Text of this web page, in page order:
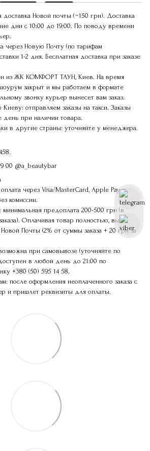
доставка Новой почты (~150 грн). Доставка
дни с 10:00 до 19:00. По поводу времени
через Новую Почту (по тарифам
1-2 дня. Бесплатная доставка при заказе
из ЖК КОМФОРТ ТАУН, Киев. На время
закрыт и мы работаем в формате
звонку курьер вынесет вам заказ.
отправляем заказы на такси. Заказы
день при наличии товара.
в другие страны: уточняйте у менеджера.
00 @a_beautybar
через Visa/MasterCard, Apple Pay в
комиссии.
предоплата 200-500 грн (в
Оплачивая товар полностью, вы
Почты (2% от суммы заказа + 20 грн за
при самовывозе (уточняйте по
в любой день до 21:00 по
+380 (50) 595 14 58.
после оформления неоплаченного заказа с
и пришлет реквизиты для оплаты.